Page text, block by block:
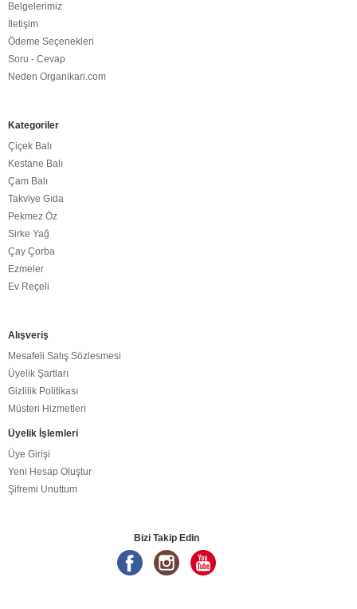
Belgelerimiz
İletişim
Ödeme Seçenekleri
Soru - Cevap
Neden Organikari.com
Kategoriler
Çiçek Balı
Kestane Balı
Çam Balı
Takviye Gıda
Pekmez Öz
Sirke Yağ
Çay Çorba
Ezmeler
Ev Reçeli
Alışveriş
Mesafeli Satış Sözlesmesi
Üyelik Şartları
Gizlilik Politikası
Müsteri Hizmetleri
Üyelik İşlemleri
Üye Girişi
Yeni Hesap Oluştur
Şifremi Unuttum
Bizi Takip Edin